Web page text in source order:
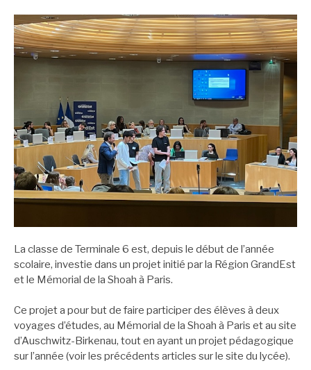
La classe de Terminale 6 est, depuis le début de l’année
scolaire, investie dans un projet initié par la Région GrandEst
et le Mémorial de la Shoah à Paris.
Ce projet a pour but de faire participer des élèves à deux
voyages d’études, au Mémorial de la Shoah à Paris et au site
d’Auschwitz-Birkenau, tout en ayant un projet pédagogique
sur l’année (voir les précédents articles sur le site du lycée).